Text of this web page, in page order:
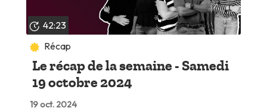
42:23
Récap
Le récap de la semaine - Samedi
19 octobre 2024
19 oct. 2024